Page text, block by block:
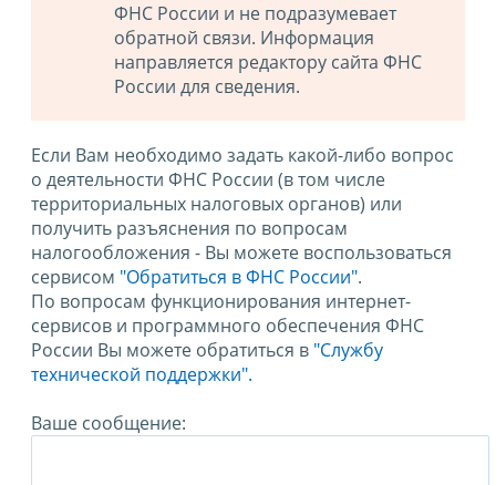
ФНС России и не подразумевает
обратной связи. Информация
направляется редактору сайта ФНС
России для сведения.
Если Вам необходимо задать какой-либо вопрос
о деятельности ФНС России (в том числе
территориальных налоговых органов) или
получить разъяснения по вопросам
налогообложения - Вы можете воспользоваться
сервисом "Обратиться в ФНС России".
По вопросам функционирования интернет-
сервисов и программного обеспечения ФНС
России Вы можете обратиться в "Службу
технической поддержки".
Ваше сообщение: